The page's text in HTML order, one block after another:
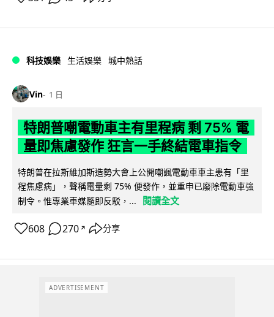
科技娛樂 生活娛樂 城中熱話
Vin 1 日
特朗普嘲電動車主有里程病 剩 75% 電
量即焦慮發作 狂言一手終結電車指令
特朗普在拉斯維加斯造勢大會上公開嘲諷電動車車主患有「里
程焦慮病」，聲稱電量剩 75% 便發作，並重申已廢除電動車強
制令。惟專業車媒隨即反駁，...
閱讀全文
608 270 ↗ 分享
ADVERTISEMENT